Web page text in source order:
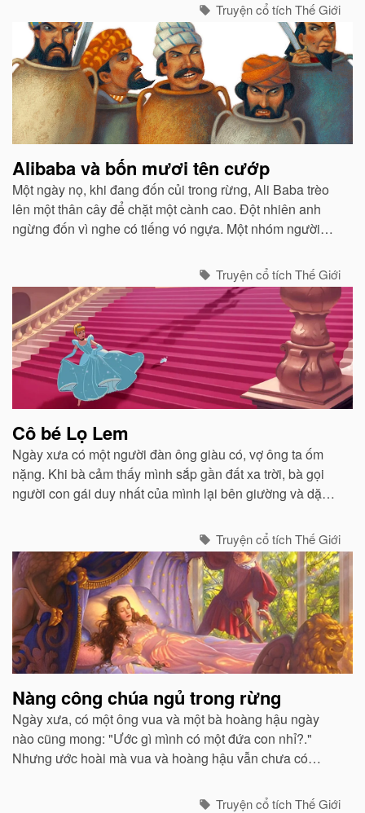
Truyện cổ tích Thế Giới
Alibaba và bốn mươi tên cướp
Một ngày nọ, khi đang đốn củi trong rừng, Ali Baba trèo
lên một thân cây để chặt một cành cao. Đột nhiên anh
ngừng đốn vì nghe có tiếng vó ngựa. Một nhóm người
Truyện cổ tích Thế Giới
Cô bé Lọ Lem
Ngày xưa có một người đàn ông giàu có, vợ ông ta ốm
nặng. Khi bà cảm thấy mình sắp gần đất xa trời, bà gọi
người con gái duy nhất của mình lại bên giường và dặn
Truyện cổ tích Thế Giới
Nàng công chúa ngủ trong rừng
Ngày xưa, có một ông vua và một bà hoàng hậu ngày
nào cũng mong: "Ước gì mình có một đứa con nhỉ?."
Nhưng ước hoài mà vua và hoàng hậu vẫn chưa có
Truyện cổ tích Thế Giới